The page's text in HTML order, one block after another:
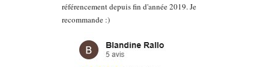
référencement depuis fin d'année 2019. Je
recommande :)